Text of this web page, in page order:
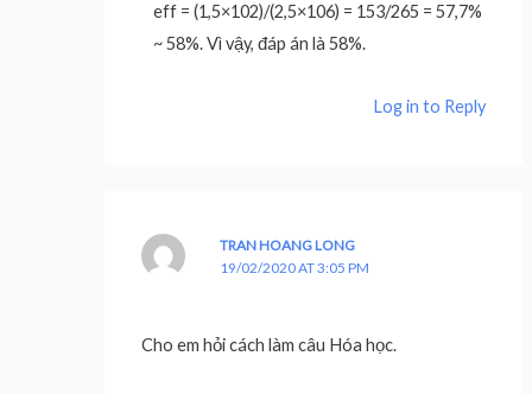
eff = (1,5×102)/(2,5×106) = 153/265 = 57,7%
~ 58%. Vì vậy, đáp án là 58%.
Log in to Reply
TRAN HOANG LONG
19/02/2020 AT 3:05 PM
Cho em hỏi cách làm câu Hóa học.